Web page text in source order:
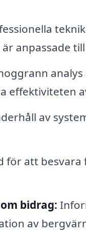
anpassade
effektiviteten
av
för att
bidrag:
av